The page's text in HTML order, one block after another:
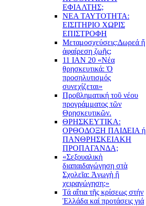
ΕΦΙΑΛΤΗΣ;
ΝΕΑ ΤΑΥΤΟΤΗΤΑ:
ΕΙΣΙΤΗΡΙΟ ΧΩΡΙΣ
ΕΠΙΣΤΡΟΦΗ
Μεταμοσχεύσεις:Δωρεά ἤ
ἀφαίρεση ζωῆς;
11 ΙΑΝ 20 «Νέα
θρησκευτικά: Ὁ
προσηλυτισμός
συνεχίζεται»
Προβληματική τοῦ νέου
προγράμματος τῶν
Θρησκευτικῶν.
ΘΡΗΣΚΕΥΤΙΚΑ:
ΟΡΘΟΔΟΞΗ ΠΑΙΔΕΙΑ ή
ΠΑΝΘΡΗΣΚΕΙΑΚΗ
ΠΡΟΠΑΓΑΝΔΑ;
«Σεξουαλικὴ
διαπαιδαγώγηση στὰ
Σχολεῖα: Ἀγωγὴ ἢ
χειραγώγηση;»
Τά αἴτια τῆς κρίσεως στήν
Ἑλλάδα καί προτάσεις γιά